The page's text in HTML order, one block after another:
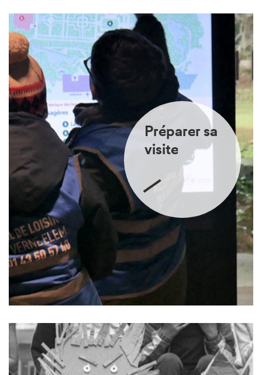
Préparer sa
visite